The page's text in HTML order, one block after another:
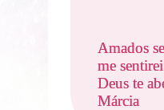
Amados
me
Deus te
Márcia